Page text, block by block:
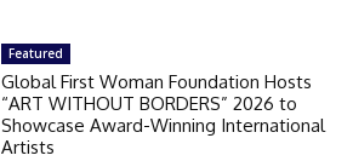
Featured
Global First Woman Foundation Hosts
“ART WITHOUT BORDERS” 2026 to
Showcase Award-Winning International
Artists